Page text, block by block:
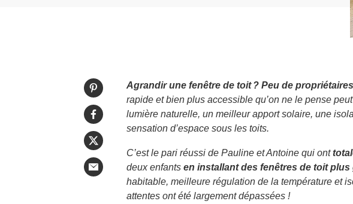
Agrandir une fenêtre de toit ? Peu de
rapide et bien plus accessible qu’on ne le pense peut
lumière naturelle, un meilleur apport solaire, une
sensation d’espace sous les toits.
C’est le pari réussi de Pauline et Antoine qui ont
deux enfants en installant des fenêtres de toit plus
habitable, meilleure régulation de la température et
attentes ont été largement dépassées !